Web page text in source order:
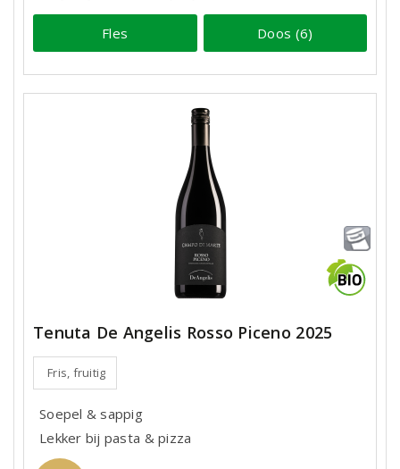
Fles Doos (6)
Tenuta De Angelis Rosso Piceno 2025
Fris, fruitig
Soepel & sappig
Lekker bij pasta & pizza